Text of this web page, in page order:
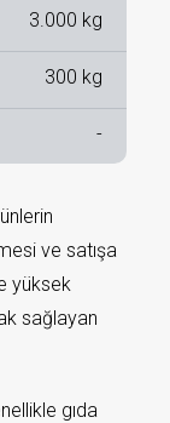
3.000 kg
300 kg
-
ve satışa
yüksek
sağlayan
gıda